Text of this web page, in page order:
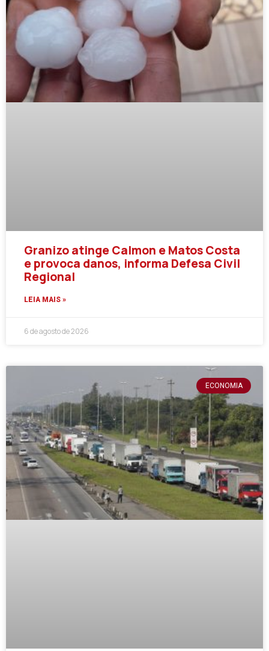
Granizo atinge Calmon e Matos Costa
e provoca danos, informa Defesa Civil
Regional
LEIA MAIS »
6 de agosto de 2026
ECONOMIA